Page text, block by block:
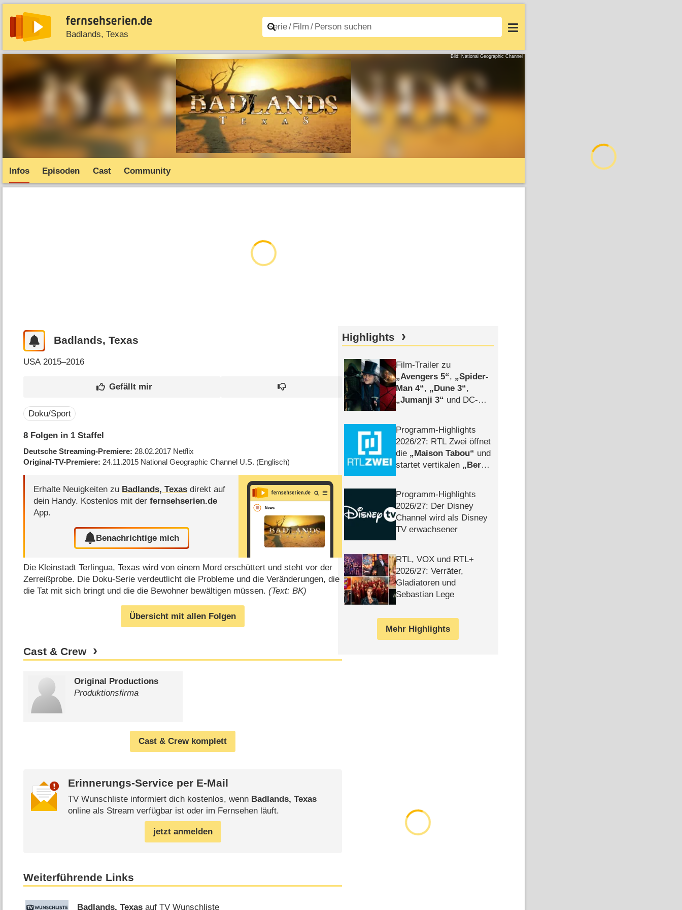
Badlands, Texas
News Entdecken Streaming Filme A–Z Login
Bild: National Geographic Channel
Infos Episoden Cast Community
Badlands, Texas
USA 2015–2016
Doku/Sport
8 Folgen in 1 Staffel
Deutsche Streaming-Premiere 28.02.2017 Netflix
Original-TV-Premiere 24.11.2015 National Geographic Channel U.S. (Englisch)
Erhalte Neuigkeiten zu Badlands, Texas direkt auf
dein Handy. Kostenlos mit derfernsehserien.de
App.
Benachrichtige mich
Die Kleinstadt Terlingua, Texas wird von einem Mord erschüttert und steht vor der
Zerreißprobe. Die Doku-Serie verdeutlicht die Probleme und die Veränderungen, die
die Tat mit sich bringt und die die Bewohner bewältigen müssen.(Text: BK)
Übersicht mit allen Folgen
Cast & Crew
Original Productions
Produktionsfirma
Cast & Crew komplett
Erinnerungs-Service per E-Mail
TV Wunschliste informiert dich kostenlos, wenn Badlands, Texas
online als Stream verfügbar ist oder im Fernsehen läuft.
jetzt anmelden
Weiterführende Links
Badlands, Texas auf TV Wunschliste
Highlights
Film-Trailer zu
Avengers 5 ,
Spider-
Man 4 , Dune 3 ,
Jumanji 3
und DC-
Programm-Highlights
2026/​27: RTL Zwei öffnet
die
Maison Tabou
und
startet vertikalen
Berlin
Programm-Highlights
2026/​27: Der Disney
Channel wird als Disney
TV erwachsener
RTL, VOX und RTL+
2026/​27: Verräter,
Gladiatoren und
Sebastian Lege
Mehr Highlights